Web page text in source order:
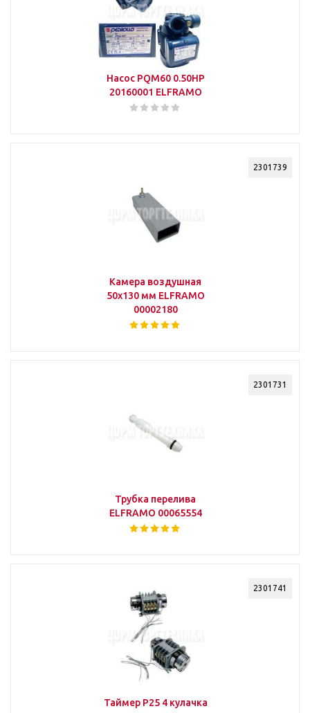
Насос PQM60 0.50HP
20160001 ELFRAMO
2301739
Камера воздушная
50х130 мм ELFRAMO
00002180
2301731
Трубка перелива
ELFRAMO 00065554
2301741
Таймер P25 4 кулачка